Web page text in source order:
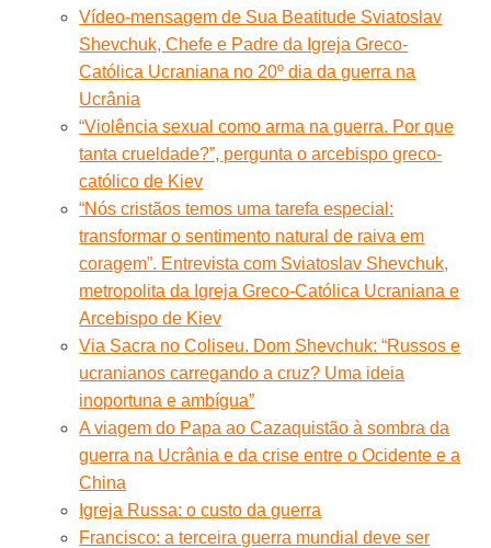
Vídeo-mensagem de Sua Beatitude Sviatoslav
Shevchuk, Chefe e Padre da Igreja Greco-
Católica Ucraniana no 20º dia da guerra na
Ucrânia
“Violência sexual como arma na guerra. Por que
tanta crueldade?”, pergunta o arcebispo greco-
católico de Kiev
“Nós cristãos temos uma tarefa especial:
transformar o sentimento natural de raiva em
coragem”. Entrevista com Sviatoslav Shevchuk,
metropolita da Igreja Greco-Católica Ucraniana e
Arcebispo de Kiev
Via Sacra no Coliseu. Dom Shevchuk: “Russos e
ucranianos carregando a cruz? Uma ideia
inoportuna e ambígua”
A viagem do Papa ao Cazaquistão à sombra da
guerra na Ucrânia e da crise entre o Ocidente e a
China
Igreja Russa: o custo da guerra
Francisco: a terceira guerra mundial deve ser